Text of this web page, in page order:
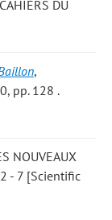
DU
,
pp. 128 .
NOUVEAUX
- 7 [Scientific